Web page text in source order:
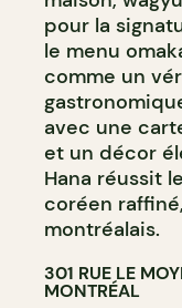
pour la
le menu
comme un
avec une
et un décor
Hana réussit
coréen
montréalais.
301 RUE LE
MONTRÉAL